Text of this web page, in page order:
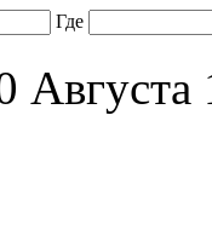
Где
Августа